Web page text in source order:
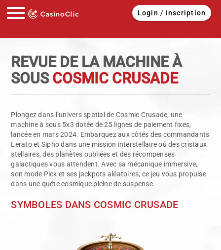
menu Login / Inscription
REVUE DE LA MACHINE À
SOUS COSMIC CRUSADE
Plongez dans l’univers spatial de Cosmic Crusade, une
machine à sous 5x3 dotée de 25 lignes de paiement fixes,
lancée en mars 2024. Embarquez aux côtés des commandants
Lerato et Sipho dans une mission interstellaire où des cristaux
stellaires, des planètes oubliées et des récompenses
galactiques vous attendent. Avec sa mécanique immersive,
son mode Pick et ses jackpots aléatoires, ce jeu vous propulse
dans une quête cosmique pleine de suspense.
SYMBOLES DANS COSMIC CRUSADE